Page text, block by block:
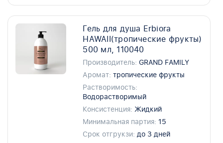
Гель для душа Erbiora
HAWAII(тропические фрукты)
500 мл, 110040
Производитель: GRAND FAMILY
Аромат: тропические фрукты
Растворимость:
Водорастворимый
Консистенция: Жидкий
Минимальная партия: 15
Срок отгрукзи: до 3 дней